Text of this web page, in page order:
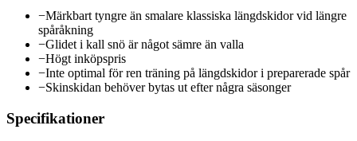
−Märkbart tyngre än smalare klassiska längdskidor vid längre
spåråkning
−Glidet i kall snö är något sämre än valla
−Högt inköpspris
−Inte optimal för ren träning på längdskidor i preparerade spår
−Skinskidan behöver bytas ut efter några säsonger
Specifikationer